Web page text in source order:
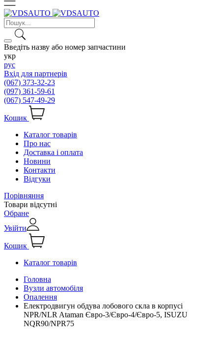
Введіть назву або номер запчастини
укр
рус
Вхід для партнерів
(067) 373-32-23
(097) 361-59-61
(067) 547-49-29
Кошик
Каталог товарів
Про нас
Доставка і оплата
Новини
Контакти
Відгуки
Порівняння
Товари відсутні
Обране
Увійти
Кошик
Каталог товарів
Головна
Вузли автомобіля
Опалення
Електродвигун обдува лобового скла в корпусі
NPR/NLR Ataman Євро-3/Євро-4/Євро-5, ISUZU
NQR90/NPR75